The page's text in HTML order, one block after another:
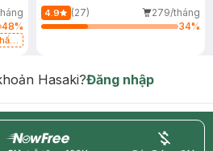
48%
4.9 (27)
279/tháng
34%
Hasaki?Đăng nhập